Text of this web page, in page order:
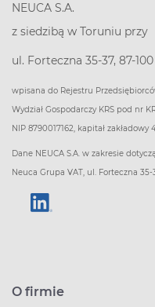
NEUCA S.A.
z siedzibą w Toruniu przy
ul. Forteczna 35-37, 87-
wpisana do Rejestru
Wydział Gospodarczy KRS pod nr
NIP 8790017162, kapitał zakładowy
Dane NEUCA S.A. w zakresie
Neuca Grupa VAT, ul. Forteczna
O firmie